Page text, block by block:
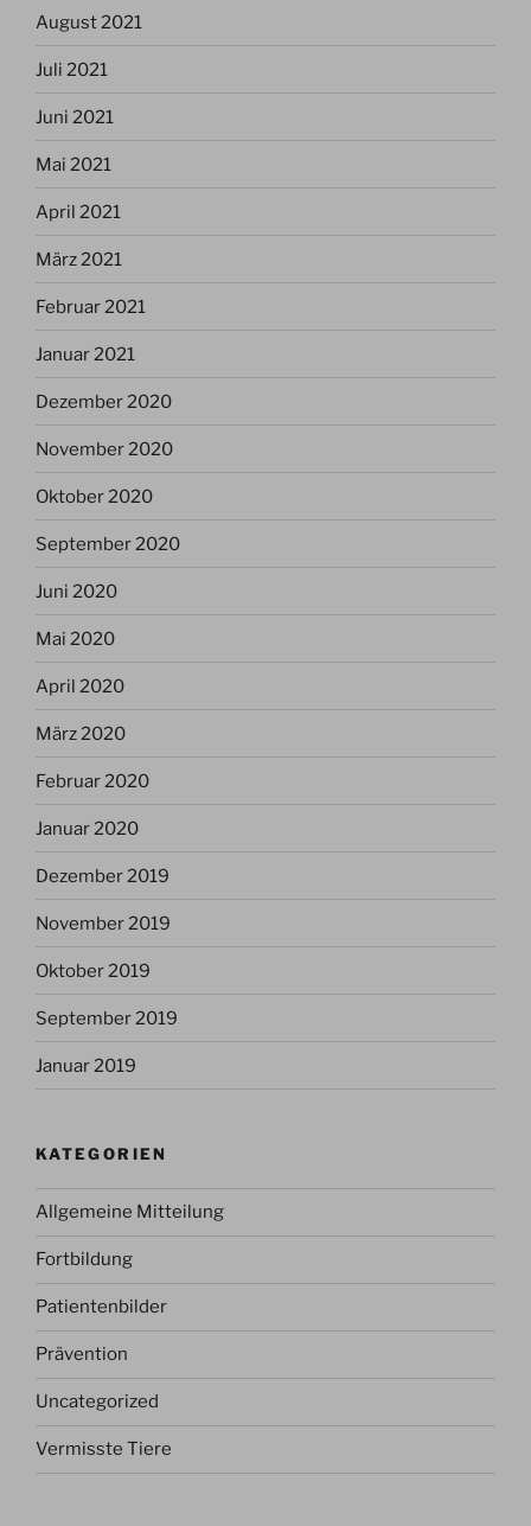
August 2021
Juli 2021
Juni 2021
Mai 2021
April 2021
März 2021
Februar 2021
Januar 2021
Dezember 2020
November 2020
Oktober 2020
September 2020
Juni 2020
Mai 2020
April 2020
März 2020
Februar 2020
Januar 2020
Dezember 2019
November 2019
Oktober 2019
September 2019
Januar 2019
KATEGORIEN
Allgemeine Mitteilung
Fortbildung
Patientenbilder
Prävention
Uncategorized
Vermisste Tiere